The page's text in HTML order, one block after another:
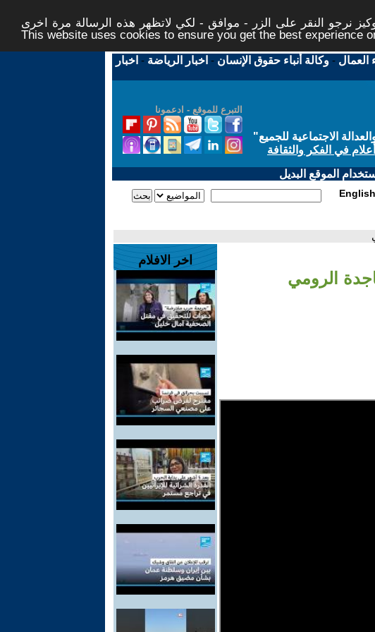
نرجو النقر على الزر - موافق - لكي لاتظهر هذه الرسالة مرة اخرى -
This website uses cookies to ensure you get the best experience
العمال -وكالة أنباء حقوق الإنسان - اخبار الرياضة - اخبار
التبرع للموقع - ادعمونا
الاجتماعية للجميع"
في الفكر والثقافة
الموقع البديل
English
الرومي
اخر الافلام